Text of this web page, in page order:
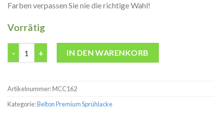
Farben verpassen Sie nie die richtige Wahl!
Vorrätig
IN DEN WARENKORB
Artikelnummer:MCC162
Kategorie:Belton Premium Sprühlacke